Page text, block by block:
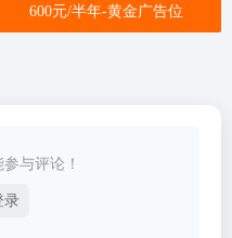
600元/半年-黄金广告位
与评论！
录